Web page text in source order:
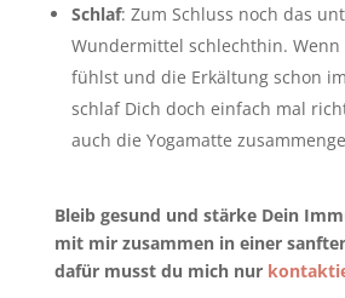
Schlaf: Zum Schluss noch das
Wundermittel schlechthin. Wenn
fühlst und die Erkältung schon
schlaf Dich doch einfach mal
auch die Yogamatte
Bleib gesund und stärke Dein
mit mir zusammen in einer
dafür musst du mich nur